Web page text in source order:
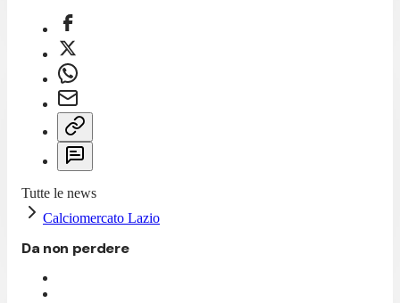
Tutte le news
Calciomercato Lazio
Da non perdere